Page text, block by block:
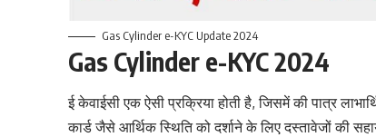
Gas Cylinder e-KYC Update 2024
Gas Cylinder e-KYC 2024
ई केवाईसी एक ऐसी प्रक्रिया होती है, जिसमें की पात्र
कार्ड जैसे आर्थिक स्थिति को दर्शाने के लिए दस्तावेजों की